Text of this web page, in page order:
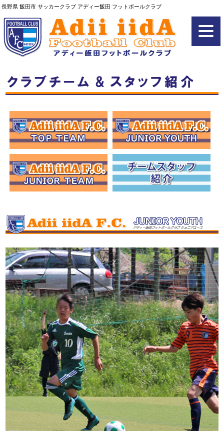
長野県 飯田市 サッカークラブ アディー飯田 フットボールクラブ